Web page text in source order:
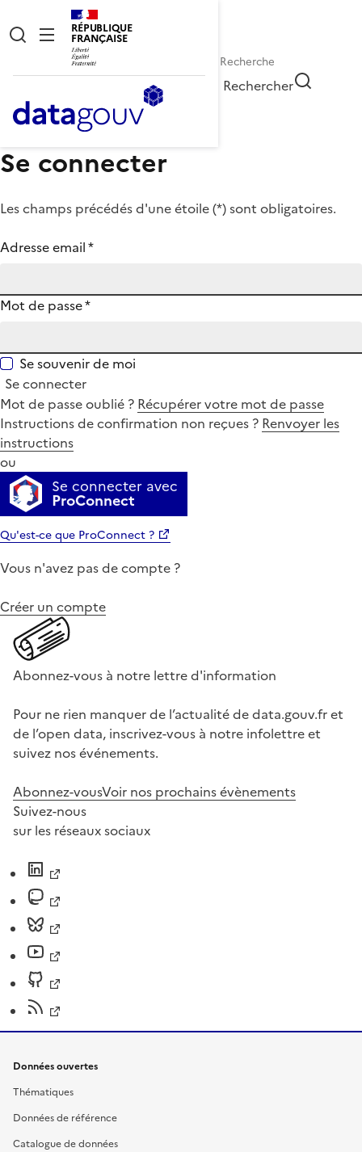
RÉPUBLIQUE
FRANÇAISE
Rechercher
Se connecter
Les champs précédés d'une étoile (*) sont obligatoires.
Adresse email*
Mot de passe*
Se souvenir de moi
Se connecter
Mot de passe oublié ? Récupérer votre mot de passe
Instructions de confirmation non reçues ? Renvoyer les
instructions
ou
Se connecter avec
ProConnect
Qu'est-ce que ProConnect ?
Vous n'avez pas de compte ?
Créer un compte
Abonnez-vous à notre lettre d'information
Pour ne rien manquer de l’actualité de data.gouv.fr et
de l’open data, inscrivez-vous à notre infolettre et
suivez nos événements.
Abonnez-vousVoir nos prochains évènements
Suivez-nous
sur les réseaux sociaux
Données ouvertes
Thématiques
Données de référence
Catalogue de données